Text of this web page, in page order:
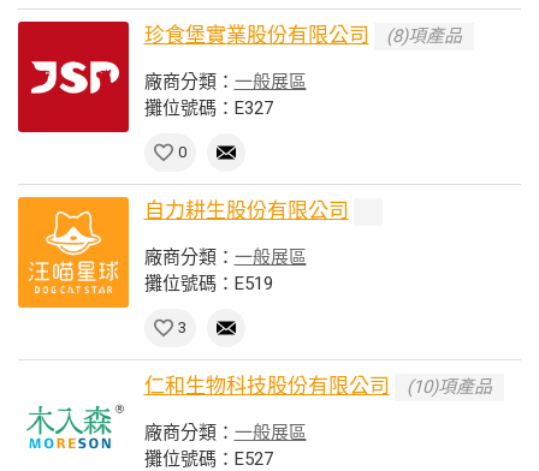
珍食堡實業股份有限公司 (8)項產品
廠商分類： 一般展區
攤位號碼：E327
0
自力耕生股份有限公司
廠商分類： 一般展區
攤位號碼：E519
3
仁和生物科技股份有限公司 (10)項產品
廠商分類： 一般展區
攤位號碼：E527